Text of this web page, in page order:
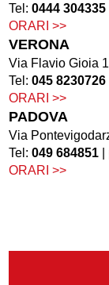
Tel:0444 304335
ORARI >>
VERONA
Via Flavio Gioia
Tel:045 8230726
ORARI >>
PADOVA
Via
Tel:049 684851
ORARI >>